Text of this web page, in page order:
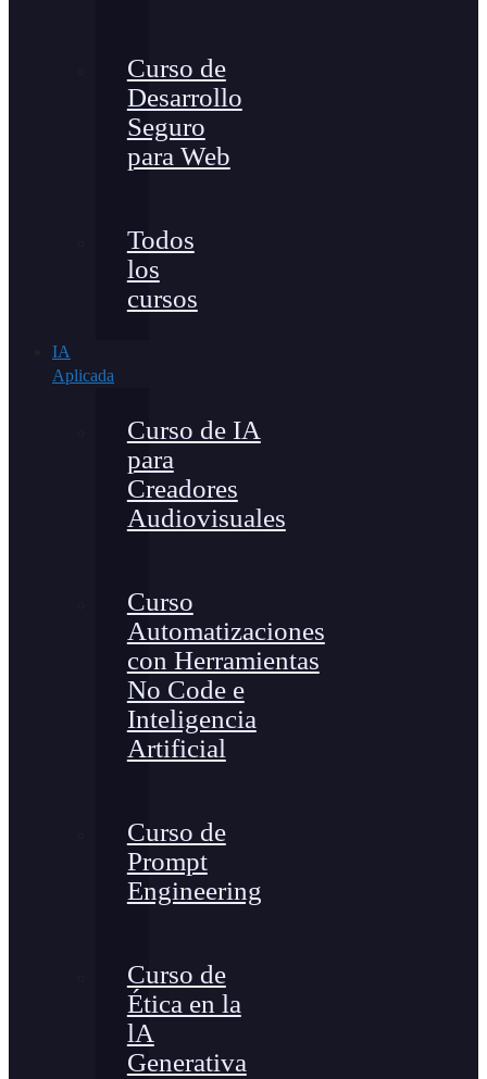
Curso de
Desarrollo
Seguro
para Web
Todos
los
cursos
IA
Aplicada
Curso de IA
para
Creadores
Audiovisuales
Curso
Automatizaciones
con Herramientas
No Code e
Inteligencia
Artificial
Curso de
Prompt
Engineering
Curso de
Ética en la
lA
Generativa